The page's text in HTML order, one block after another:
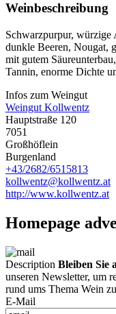
Weinbeschreibung
Schwarzpurpur, würzige
dunkle Beeren, Nougat,
mit gutem
Tannin, enorme Dichte
Infos zum Weingut
Weingut Kollwentz
Hauptstraße 120
7051
Großhöflein
Burgenland
+43/2682/6515813
kollwentz@kollwentz.at
http://www.kollwentz.at
Homepage
Description Bleiben Sie
unseren Newsletter, um
rund ums Thema Wein
E-Mail